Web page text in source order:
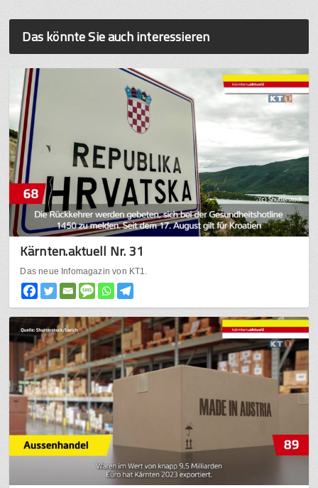
Das könnte Sie auch interessieren
Kärnten.aktuell Nr. 31
Das neue Infomagazin von KT1.